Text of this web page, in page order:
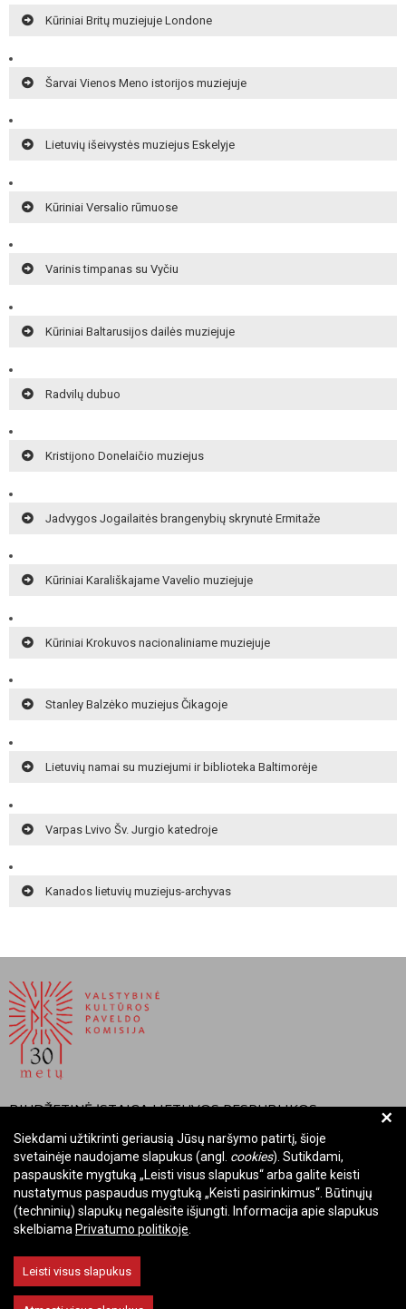
Kūriniai Britų muziejuje Londone
Šarvai Vienos Meno istorijos muziejuje
Lietuvių išeivystės muziejus Eskelyje
Kūriniai Versalio rūmuose
Varinis timpanas su Vyčiu
Kūriniai Baltarusijos dailės muziejuje
Radvilų dubuo
Kristijono Donelaičio muziejus
Jadvygos Jogailaitės brangenybių skrynutė Ermitaže
Kūriniai Karališkajame Vavelio muziejuje
Kūriniai Krokuvos nacionaliniame muziejuje
Stanley Balzėko muziejus Čikagoje
Lietuvių namai su muziejumi ir biblioteka Baltimorėje
Varpas Lvivo Šv. Jurgio katedroje
Kanados lietuvių muziejus-archyvas
BIUDŽETINĖ ĮSTAIGA LIETUVOS RESPUBLIKOS
VALSTYBINĖ KULTŪROS PAVELDO KOMISIJA
Įmonės kodas: Juridinių asmenų registre 288700520
Adresas: Rūdninkų g. 13, 01135 Vilnius
Telefonas: +370 699 13972
El. paštas: komisija@vkpk.lt
+
Siekdami užtikrinti geriausią Jūsų naršymo patirtį, šioje
svetainėje naudojame slapukus (angl. cookies). Sutikdami,
paspauskite mygtuką „Leisti visus slapukus“ arba galite keisti
nustatymus paspaudus mygtuką „Keisti pasirinkimus“. Būtinųjų
(techninių) slapukų negalėsite išjungti. Informacija apie slapukus
skelbiama Privatumo politikoje
Leisti visus slapukus